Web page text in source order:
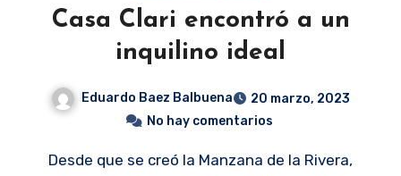
Casa Clari encontró a un
inquilino ideal
Eduardo Baez Balbuena
20 marzo, 2023
No hay comentarios
Desde que se creó la Manzana de la Rivera,